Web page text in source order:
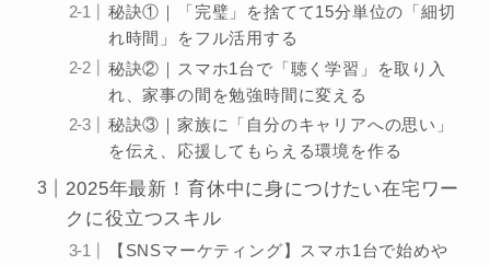
秘訣①｜「完璧」を捨てて15分単位の「細切
れ時間」をフル活用する
秘訣②｜スマホ1台で「聴く学習」を取り入
れ、家事の間を勉強時間に変える
秘訣③｜家族に「自分のキャリアへの思い」
を伝え、応援してもらえる環境を作る
2025年最新！育休中に身につけたい在宅ワー
クに役立つスキル
【SNSマーケティング】スマホ1台で始めや